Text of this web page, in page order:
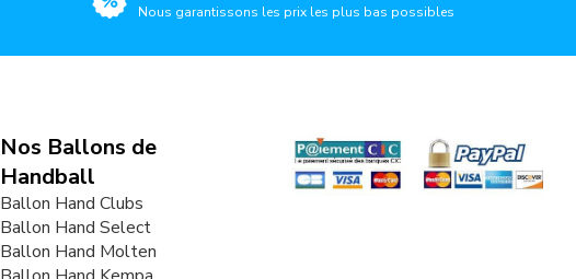
Nous garantissons les prix les plus bas possibles
Nos Ballons de
Handball
Ballon Hand Clubs
Ballon Hand Select
Ballon Hand Molten